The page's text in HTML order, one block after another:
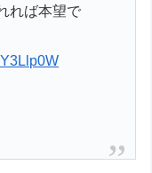
れば本望で